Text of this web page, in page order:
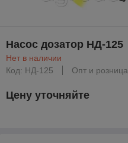
Насос дозатор НД-125
Нет в наличии
Код: НД-125
Опт и розница
Цену уточняйте